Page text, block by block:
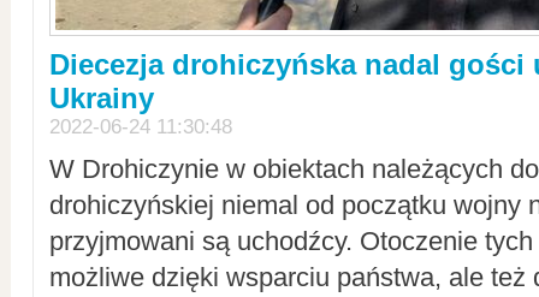
Diecezja drohiczyńska nadal gości
Ukrainy
2022-06-24 11:30:48
W Drohiczynie w obiektach należących
drohiczyńskiej niemal od początku wojny
przyjmowani są uchodźcy. Otoczenie
możliwe dzięki wsparciu państwa, ale też